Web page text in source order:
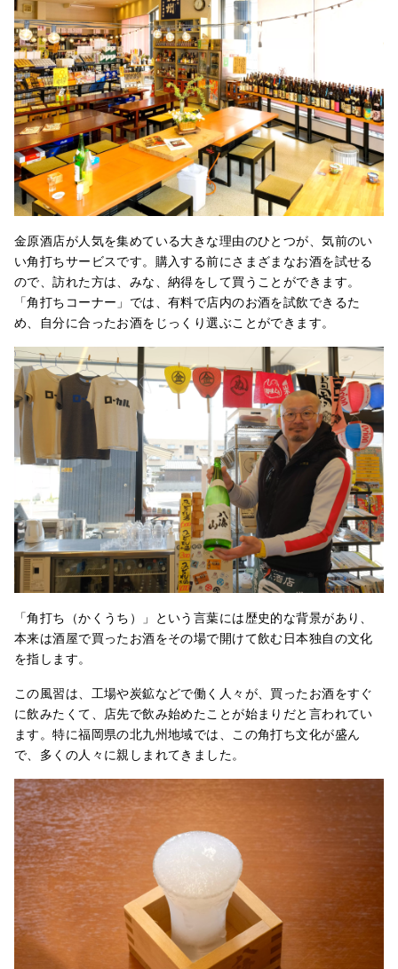
金原酒店が人気を集めている大きな理由のひとつが、気前のい
い角打ちサービスです。購入する前にさまざまなお酒を試せる
ので、訪れた方は、みな、納得をして買うことができます。
「角打ちコーナー」では、有料で店内のお酒を試飲できるた
め、自分に合ったお酒をじっくり選ぶことができます。
「角打ち（かくうち）」という言葉には歴史的な背景があり、
本来は酒屋で買ったお酒をその場で開けて飲む日本独自の文化
を指します。
この風習は、工場や炭鉱などで働く人々が、買ったお酒をすぐ
に飲みたくて、店先で飲み始めたことが始まりだと言われてい
ます。特に福岡県の北九州地域では、この角打ち文化が盛ん
で、多くの人々に親しまれてきました。